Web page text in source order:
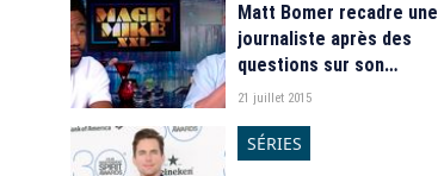
Matt Bomer recadre une
journaliste après des
questions sur son
homosexualité
21 juillet 2015
SÉRIES